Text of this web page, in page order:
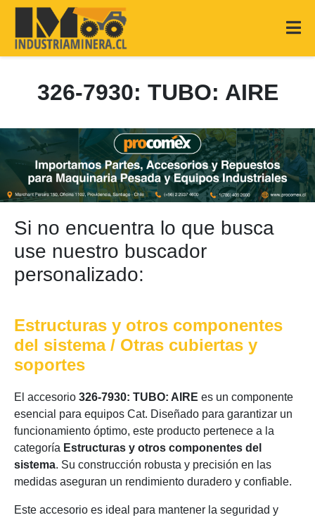
326-7930: TUBO: AIRE
Si no encuentra lo que busca
use nuestro buscador
personalizado:
Estructuras y otros componentes
del sistema / Otras cubiertas y
soportes
El accesorio 326-7930: TUBO: AIRE es un componente
esencial para equipos Cat. Diseñado para garantizar un
funcionamiento óptimo, este producto pertenece a la
categoría Estructuras y otros componentes del
sistema. Su construcción robusta y precisión en las
medidas aseguran un rendimiento duradero y confiable.
Este accesorio es ideal para mantener la seguridad y